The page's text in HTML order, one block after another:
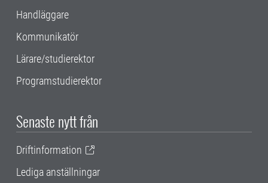
Handläggare
Kommunikatör
Lärare/studierektor
Programstudierektor
Senaste nytt från
Driftinformation
Lediga anställningar